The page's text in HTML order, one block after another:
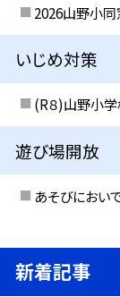
2026山野小
いじめ対策
(R８)山野小
遊び場開放
あそびにおい
新着記事